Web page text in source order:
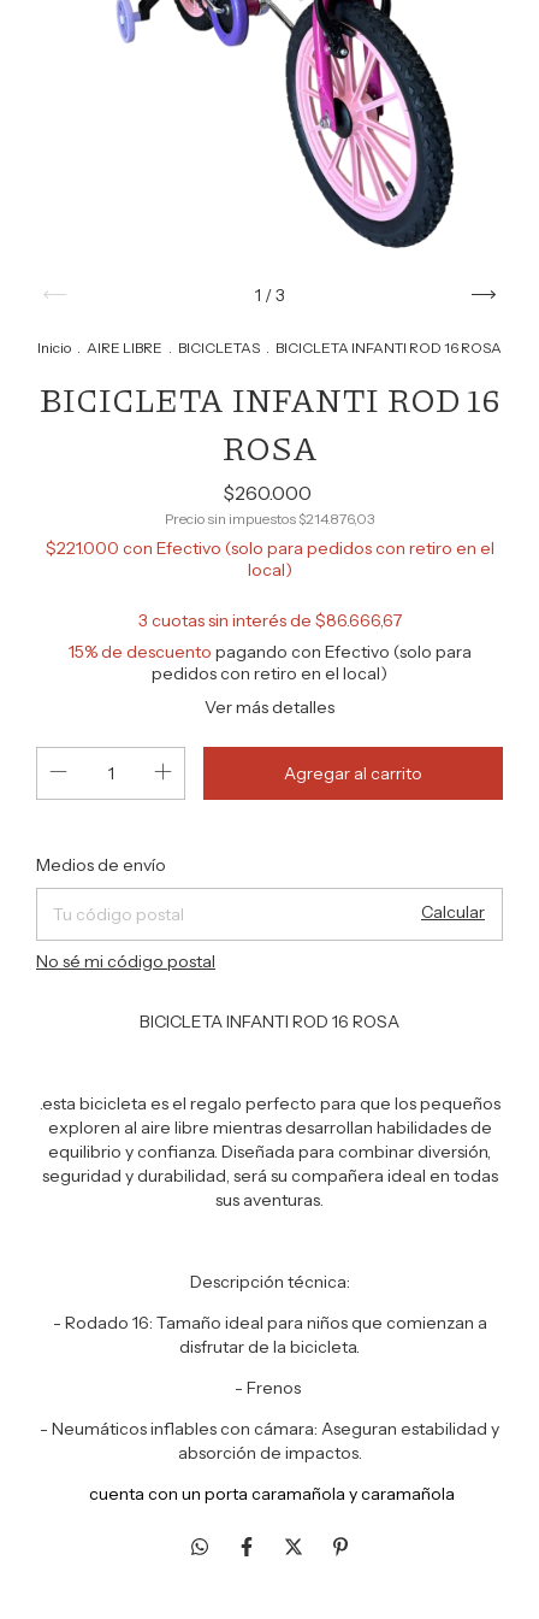
1 /3
Inicio AIRE LIBRE BICICLETAS BICICLETA INFANTI ROD 16 ROSA
BICICLETA INFANTI ROD 16
ROSA
$260.000
Precio sin impuestos $214.876,03
$221.000 con Efectivo (solo para pedidos con retiro en el
local)
3 cuotas sin interés de $86.666,67
15% de descuento pagando con Efectivo (solo para
pedidos con retiro en el local)
Ver más detalles
Entregas para el CP:
Medios de envío
Calcular
No sé mi código postal
BICICLETA INFANTI ROD 16 ROSA
.esta bicicleta es el regalo perfecto para que los pequeños
exploren al aire libre mientras desarrollan habilidades de
equilibrio y confianza. Diseñada para combinar diversión,
seguridad y durabilidad, será su compañera ideal en todas
sus aventuras.
Descripción técnica:
- Rodado 16: Tamaño ideal para niños que comienzan a
disfrutar de la bicicleta.
- Frenos
- Neumáticos inflables con cámara: Aseguran estabilidad y
absorción de impactos.
cuenta con un porta caramañola y caramañola